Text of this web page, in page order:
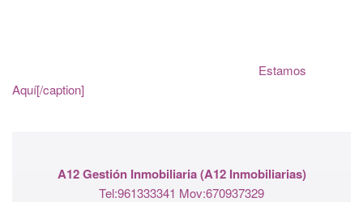
Estamos
Aquí[/caption]
A12 Gestión Inmobiliaria(A12 Inmobiliarias)
Tel:961333341 Mov:670937329